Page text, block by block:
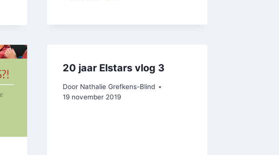
20 jaar Elstars vlog 3
Door Nathalie Grefkens-Blind
19 november 2019